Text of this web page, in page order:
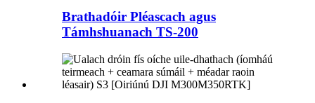
Brathadóir Pléascach agus
Támhshuanach TS-200